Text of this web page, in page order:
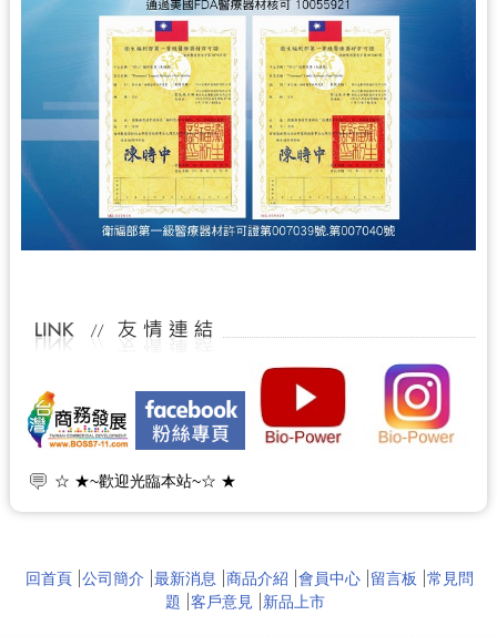
☆ ★ 本公司生物光波粒子奈米光波植入技術,榮獲各國新型技
☆ ★~歡迎您到留言版給我們加油打氣~☆ ★
☆ ★~歡迎光臨本站~☆ ★
回首頁 公司簡介 最新消息 商品介紹 會員中心 留言板
常見問
題
客戶意見 新品上市